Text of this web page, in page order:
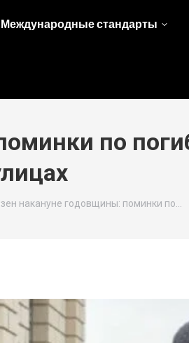
Международные стандарты
по
накануне годовщины: поминки по…